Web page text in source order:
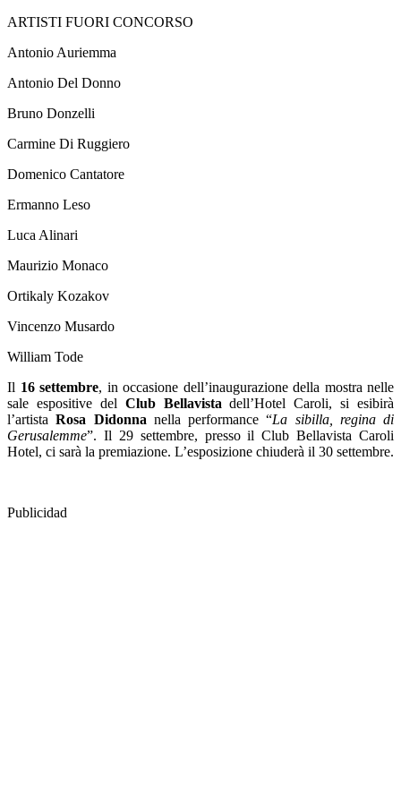
ARTISTI FUORI CONCORSO
Antonio Auriemma
Antonio Del Donno
Bruno Donzelli
Carmine Di Ruggiero
Domenico Cantatore
Ermanno Leso
Luca Alinari
Maurizio Monaco
Ortikaly Kozakov
Vincenzo Musardo
William Tode
Il 16 settembre, in occasione dell’inaugurazione della mostra nelle
sale espositive del Club Bellavista dell’Hotel Caroli, si esibirà
l’artistaRosa Didonna nella performance “La sibilla, regina di
Gerusalemme”. Il 29 settembre, presso il Club Bellavista Caroli
Hotel, ci sarà la premiazione. L’esposizione chiuderà il 30 settembre.
Publicidad